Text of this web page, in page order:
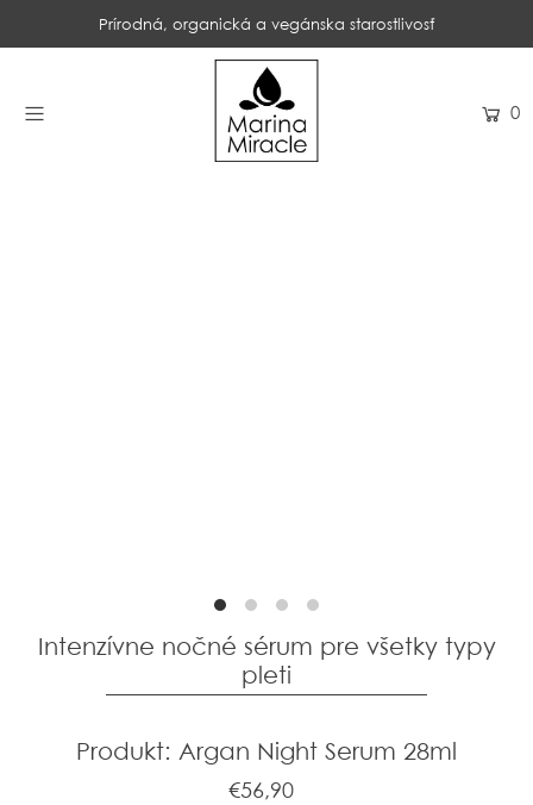
Prírodná, organická a vegánska starostlivosť
0
Intenzívne nočné sérum pre všetky typy
pleti
Produkt: Argan Night Serum 28ml
€56,90
DOMOV